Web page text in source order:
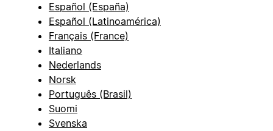
Español (España)
Español (Latinoamérica)
Français (France)
Italiano
Nederlands
Norsk
Português (Brasil)
Suomi
Svenska